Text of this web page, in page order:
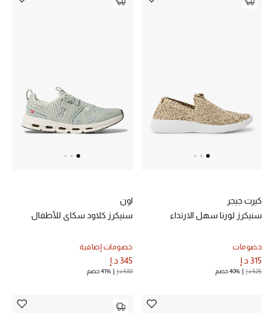
مستلزمات المنزل
جديد لدينا
كيرت جيجر
سنيكرز لورنا سهل الارتداء
خصومات
315 د.إ
525 د.إ 40% خصم
اون
سنيكرز كلاود سكاي للأطفال
خصومات إضافية
345 د.إ
580 د.إ 41% خصم